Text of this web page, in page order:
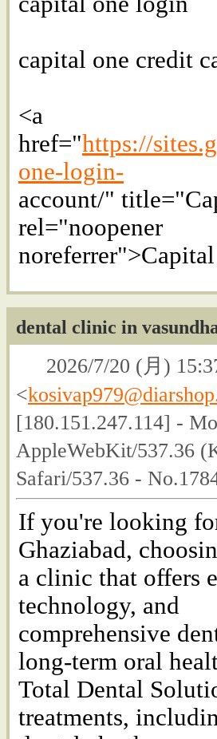
capital one credit
<a
href="https://
one-login-
account/"
rel="noopener
dental clinic in
2026/7/20 (月)
<
[180.151.247.114] -
AppleWebKit/537.36
Safari/537.36 -
If you're looking
Ghaziabad,
a clinic that offers
technology, and
comprehensive
long-term oral
Total Dental
treatments,